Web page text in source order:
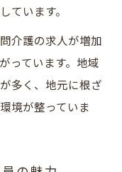
ています。
介護の求人が増加
っています。地域
多く、地元に根ざ
境が整っていま